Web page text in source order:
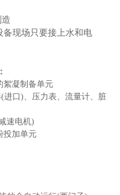
备现场只要接上水和电
絮凝制备单元
进口)、压力表、流量计、脏
速电机)
投加单元